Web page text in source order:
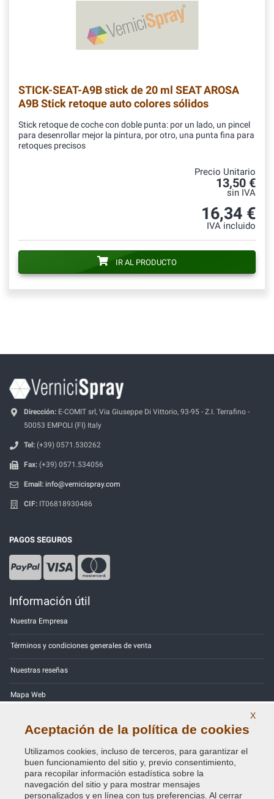
STICK-SEAT-A9Bstick de 20 ml SEAT AROSA
A9B Stick retoque auto colores sólidos
Stick retoque de coche con doble punta: por un lado, un pincel
para desenrollar mejor la pintura, por otro, una punta fina para
retoques precisos
Precio Unitario
13,50 €
sin IVA
16,34 €
IVA incluido
IR AL PRODUCTO
Dirección: E-COMIT srl, Via Giuseppe Di Vittorio, 93-95 - Z.I. Terrafino -
50053 EMPOLI (FI) Italy
Tel: (+39) 0571.530262
Fax: (+39) 0571.534056
Email: info@vernicispray.com
CIF: IT06818930486
PAGOS SEGUROS
Información útil
Nuestra Empresa
Términos y condiciones generales de venta
Nuestras reseñas
Mapa Web
Política de Privacidad - RGPD
X
Aceptación de la política de cookies
Utilizamos cookies, incluso de terceros, para garantizar el
buen funcionamiento del sitio y, previo consentimiento,
para recopilar información estadística sobre la
navegación del sitio y para mostrar mensajes
personalizados y en línea con tus preferencias. Al cerrar